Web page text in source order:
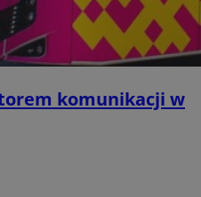
komunikacji w